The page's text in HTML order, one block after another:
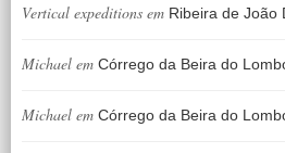
Vertical expeditions em Ribeira de João
Michael em Córrego da Beira do
Michael em Córrego da Beira do